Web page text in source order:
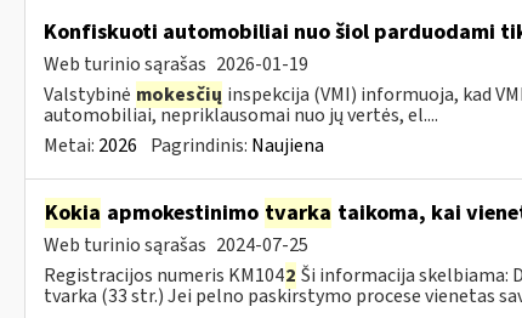
Konfiskuoti automobiliai nuo šiol parduodami
Web turinio sąrašas 2026-01-19
Valstybinė mokesčių inspekcija (VMI) informuoja, kad
automobiliai, nepriklausomai nuo jų vertės, el....
Metai: 2026 Pagrindinis: Naujiena
Kokia apmokestinimo tvarka taikoma, kai
Web turinio sąrašas 2024-07-25
Registracijos numeris KM1042 Ši informacija skelbiama:
tvarka (33 str.) Jei pelno paskirstymo procese vienetas